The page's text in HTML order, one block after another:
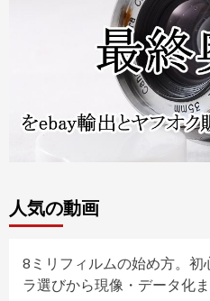
人気の動画
8ミリフィルムの始め方。初
ラ選びから現像・データ化